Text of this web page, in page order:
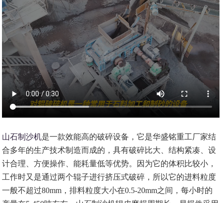
山石制沙机是一款效能高的破碎设备，它是华盛铭重工厂家结
合多年的生产技术制造而成的，具有破碎比大、结构紧凑、设
计合理、方便操作、能耗量低等优势。因为它的体积比较小，
工作时又是通过两个辊子进行挤压式破碎，所以它的进料粒度
一般不超过80mm，排料粒度大小在0.5-20mm之间，每小时的